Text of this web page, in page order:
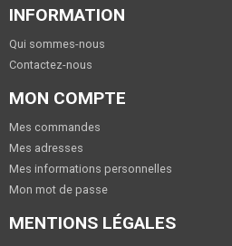
INFORMATION
Qui sommes-nous
Contactez-nous
MON COMPTE
Mes commandes
Mes adresses
Mes informations personnelles
Mon mot de passe
MENTIONS LÉGALES